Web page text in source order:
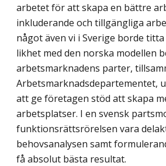
arbetet för att skapa en bättre
inkluderande och tillgängliga
något även vi i Sverige borde
likhet med den norska modellen
arbetsmarknadens parter,
Arbetsmarknadsdepartementet,
att ge företagen stöd att skapa
arbetsplatser. I en svensk
funktionsrättsrörelsen vara
behovsanalysen samt
få absolut bästa resultat.